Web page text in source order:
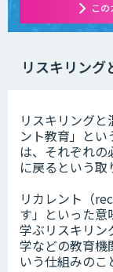
こ
リスキリング
リスキリング
ント教育」とい
は、それぞれ
に戻るという取
リカレント（
す」といった意
学ぶリスキリン
学などの教育機
いう仕組みのこ